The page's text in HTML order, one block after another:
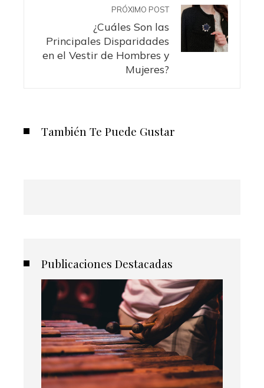
PRÓXIMO POST
¿Cuáles Son las
Principales Disparidades
en el Vestir de Hombres y
Mujeres?
También Te Puede Gustar
Publicaciones Destacadas